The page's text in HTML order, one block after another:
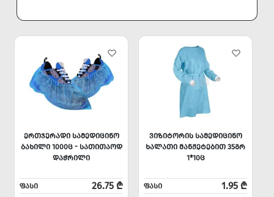
ᲔᲠᲗᲯᲔᲠᲐᲓᲘ ᲡᲐᲛᲔᲓᲘᲪᲘᲜᲝ
ᲑᲐᲮᲘᲚᲘ 1000Ც - ᲡᲐᲗᲘᲗᲐᲝᲓ
ᲓᲐᲭᲠᲘᲚᲘ
ᲤᲐᲡᲘ 26.75 ₾
ᲕᲘᲖᲘᲢᲝᲠᲘᲡ ᲡᲐᲛᲔᲓᲘᲪᲘᲜᲝ
ᲮᲐᲚᲐᲗᲘ ᲛᲐᲜᲟᲔᲢᲔᲑᲘᲗ 35ᲒᲠ
1*10Ც
ᲤᲐᲡᲘ 1.95 ₾